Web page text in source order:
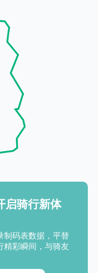
启骑行新体
制码表数据，平替
精彩瞬间，与骑友